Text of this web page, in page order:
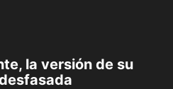
la versión de su